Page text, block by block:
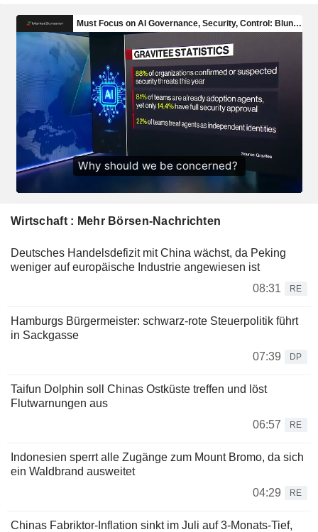
Wirtschaft : Mehr Börsen-Nachrichten
Deutsches Handelsdefizit mit China wächst, da Peking
weniger auf europäische Industrie angewiesen ist
08:31
RE
Hamburgs Bürgermeister: schwarz-rote Steuerpolitik führt
in Sackgasse
07:39
DP
Taifun Dolphin soll Chinas Ostküste treffen und löst
Flutwarnungen aus
06:57
RE
Indonesien sperrt alle Zugänge zum Mount Bromo, da sich
ein Waldbrand ausweitet
04:29
RE
Chinas Fabriktor-Inflation sinkt im Juli auf 3-Monats-Tief,